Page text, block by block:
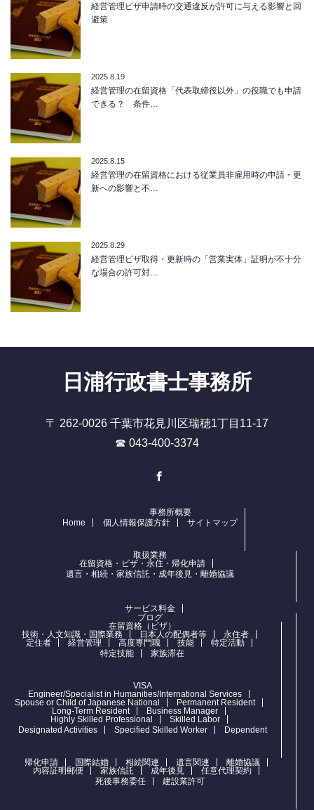
経営管理ビザ申請時の交通違反が許可に与える影響と回
避策
2025.8.19
経営管理の在留資格「代表取締役以外」の役職でも申請
できる？ 条件…
2025.8.15
経営管理の在留資格における従業員非雇用時の申請・更
新への影響と不…
2025.8.29
経営管理ビザ取得・更新時の「営業実体」証明が不十分
な場合の許可対…
日浦行政書士事務所
〒 262-0026 千葉市花見川区瑞穂1丁目11-17
☎ 043-400-3374
Home
事務所概要
個人情報保護方針
サイトマップ
取扱業務
在留資格・ビザ・永住・帰化申請
遺言・相続・家族信託・成年後見・離婚協議
サービス料金
ブログ
在留資格（ビザ）
技術・人文知識・国際業務
日本人の配偶者等
永住者
定住者
経営管理 高度専門職 技能
特定活動
特定技能
家族滞在
VISA
Engineer/Specialist in Humanities/International Services
Spouse or Child of Japanese National
Permanent Resident
Long-Term Resident
Business Manager
Highly Skilled Professional
Skilled Labor
Designated Activities
Specified Skilled Worker Dependent
帰化申請 国際結婚 相続関連 遺言関連
離婚協議
内容証明郵便
家族信託 成年後見
任意代理契約
死後事務委任
建設業許可